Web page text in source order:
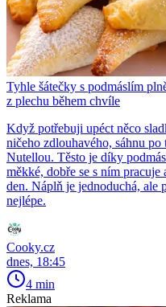
Tyhle šátečky s podmáslím
z plechu během chvíle
Když potřebuji upéct něco
ničeho zdlouhavého, sáhnu
Nutellou. Těsto je díky
měkké, dobře se s ním
den. Náplň je jednoduchá, ale
nejlépe.
Cooky.cz
dnes, 18:45
4 min
Reklama